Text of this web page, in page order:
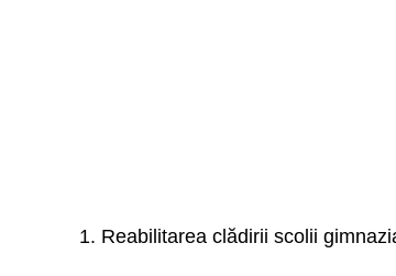
1. Reabilitarea clădirii scolii